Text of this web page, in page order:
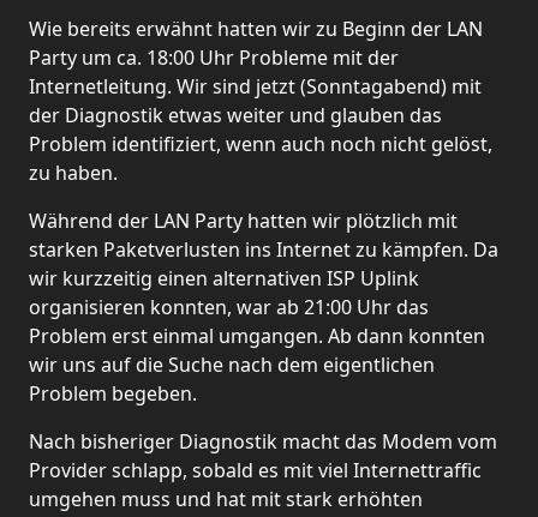
Wie bereits erwähnt hatten wir zu Beginn der LAN
Party um ca. 18:00 Uhr Probleme mit der
Internetleitung. Wir sind jetzt (Sonntagabend) mit
der Diagnostik etwas weiter und glauben das
Problem identifiziert, wenn auch noch nicht gelöst,
zu haben.
Während der LAN Party hatten wir plötzlich mit
starken Paketverlusten ins Internet zu kämpfen. Da
wir kurzzeitig einen alternativen ISP Uplink
organisieren konnten, war ab 21:00 Uhr das
Problem erst einmal umgangen. Ab dann konnten
wir uns auf die Suche nach dem eigentlichen
Problem begeben.
Nach bisheriger Diagnostik macht das Modem vom
Provider schlapp, sobald es mit viel Internettraffic
umgehen muss und hat mit stark erhöhten